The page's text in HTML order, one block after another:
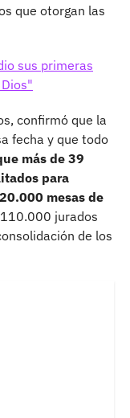
que otorgan las
sus primeras
confirmó que la
fecha y que todo
más de 39
para
mesas de
jurados
de los